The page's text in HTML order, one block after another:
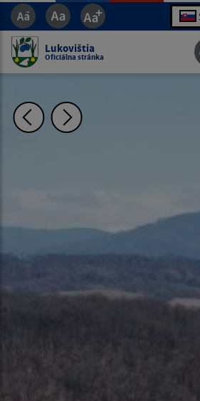
Lukovištia
Oficiálna stránka